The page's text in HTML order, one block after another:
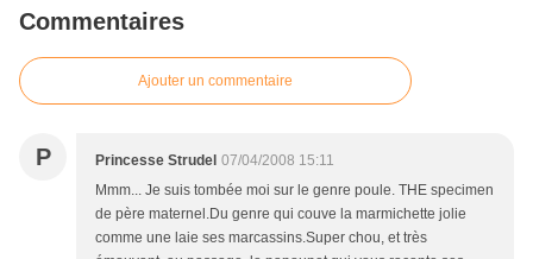
Commentaires
Ajouter un commentaire
P Princesse Strudel 07/04/2008 15:11
Mmm... Je suis tombée moi sur le genre poule. THE specimen
de père maternel.Du genre qui couve la marmichette jolie
comme une laie ses marcassins.Super chou, et très